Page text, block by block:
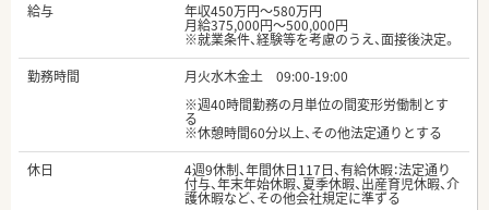
給与
年収450万円～580万円
月給375,000円～500,000円
※就業条件、経験等を考慮のうえ、面接後決定。
勤務時間
月火水木金土 09:00-19:00
※週40時間勤務の月単位の間変形労働制とす
る
※休憩時間60分以上、その他法定通りとする
休日
4週9休制、年間休日117日、有給休暇：法定通り
付与、年末年始休暇、夏季休暇、出産育児休暇、介
護休暇など、その他会社規定に準ずる